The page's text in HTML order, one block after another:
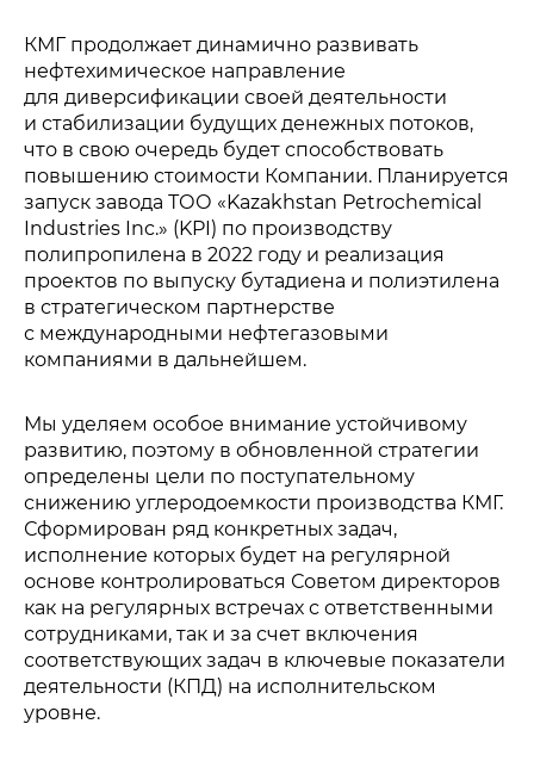
КМГ продолжает динамично развивать
нефтехимическое направление
для диверсификации своей деятельности
и стабилизации будущих денежных потоков,
что в свою очередь будет способствовать
повышению стоимости Компании. Планируется
запуск завода ТОО «Kazakhstan Petrochemical
Industries Inc.» (KPI) по производству
полипропилена в 2022 году и реализация
проектов по выпуску бутадиена и полиэтилена
в стратегическом партнерстве
с международными нефтегазовыми
компаниями в дальнейшем.
Мы уделяем особое внимание устойчивому
развитию, поэтому в обновленной стратегии
определены цели по поступательному
снижению углеродоемкости производства КМГ.
Сформирован ряд конкретных задач,
исполнение которых будет на регулярной
основе контролироваться Советом директоров
как на регулярных встречах с ответственными
сотрудниками, так и за счет включения
соответствующих задач в ключевые показатели
деятельности (КПД) на исполнительском
уровне.